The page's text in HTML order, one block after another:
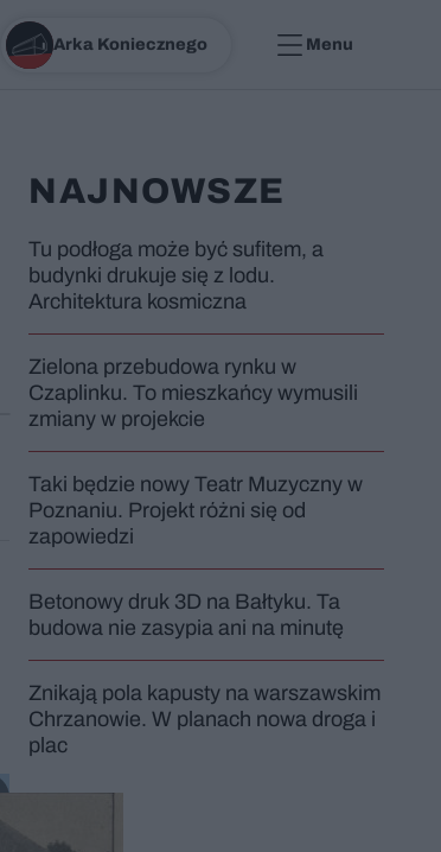
Arka Koniecznego Menu
NAJNOWSZE
Tu podłoga może być sufitem, a
budynki drukuje się z lodu.
Architektura kosmiczna
Zielona przebudowa rynku w
Czaplinku. To mieszkańcy wymusili
zmiany w projekcie
Taki będzie nowy Teatr Muzyczny w
Poznaniu. Projekt różni się od
zapowiedzi
Betonowy druk 3D na Bałtyku. Ta
budowa nie zasypia ani na minutę
Znikają pola kapusty na warszawskim
Chrzanowie. W planach nowa droga i
plac